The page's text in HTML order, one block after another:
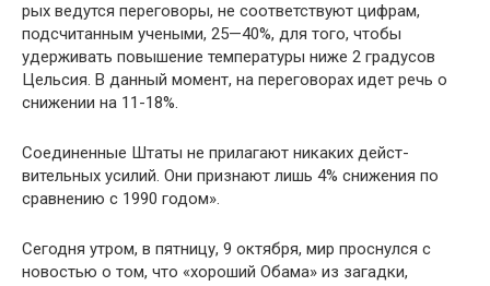
рых ведутся переговоры, не соответствуют цифрам,
подсчи­танным учеными, 25—40%, для того, чтобы
удерживать по­вышение температуры ниже 2 градусов
Цельсия. В данный момент, на переговорах идет речь о
снижении на 11-18%.
Соединенные Штаты не прилагают никаких дейст­
вительных усилий. Они признают лишь 4% снижения по
сравнению с 1990 годом».
Сегодня утром, в пятницу, 9 октября, мир проснулся с
новостью о том, что «хороший Обама» из загадки,